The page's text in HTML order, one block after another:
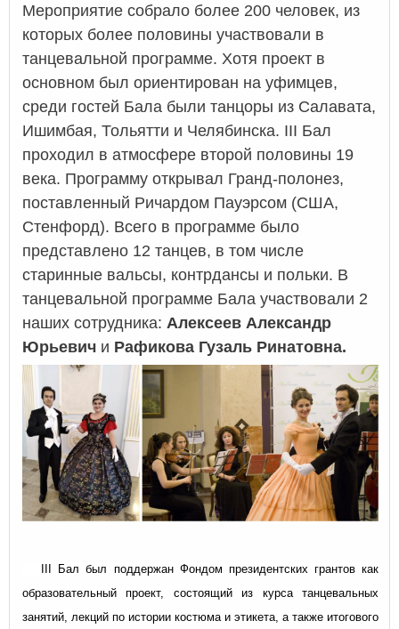
Мероприятие собрало более 200 человек, из
которых более половины участвовали в
танцевальной программе. Хотя проект в
основном был ориентирован на уфимцев,
среди гостей Бала были танцоры из Салавата,
Ишимбая, Тольятти и Челябинска. III Бал
проходил в атмосфере второй половины 19
века. Программу открывал Гранд-полонез,
поставленный Ричардом Пауэрсом (США,
Стенфорд). Всего в программе было
представлено 12 танцев, в том числе
старинные вальсы, контрдансы и польки. В
танцевальной программе Бала участвовали 2
наших сотрудника: Алексеев Александр
Юрьевич и Рафикова Гузаль Ринатовна.
III Бал был поддержан Фондом президентских грантов как
образовательный проект, состоящий из курса танцевальных
занятий, лекций по истории костюма и этикета, а также итогового